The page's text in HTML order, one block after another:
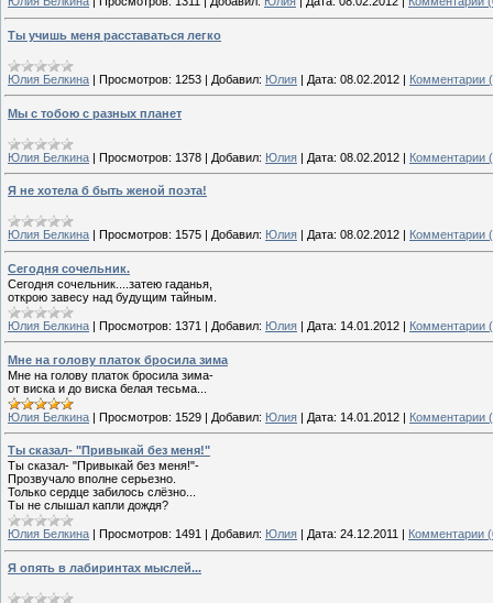
Ты учишь меня расставаться легко
Юлия Белкина | Просмотров: 1253 | Добавил: Юлия | Дата: 08.02.2012 | Комментарии
Мы с тобою с разных планет
Юлия Белкина | Просмотров: 1378 | Добавил: Юлия | Дата: 08.02.2012 | Комментарии
Я не хотела б быть женой поэта!
Юлия Белкина Просмотров: 1575 Добавил: Юлия Дата: 08.02.2012 Комментарии
Сегодня сочельник.
Сегодня сочельник....затею гаданья,
открою завесу над будущим тайным.
Юлия Белкина | Просмотров: 1371 | Добавил: Юлия | Дата: 14.01.2012 | Комментарии
Мне на голову платок бросила зима
Мне на голову платок бросила зима-
от виска и до виска белая тесьма...
Юлия Белкина | Просмотров: 1529 | Добавил: Юлия | Дата: 14.01.2012 | Комментарии
Ты сказал- "Привыкай без меня!"
Ты сказал- "Привыкай без меня!"-
Прозвучало вполне серьезно.
Только сердце забилось слёзно...
Ты не слышал капли дождя?
Юлия Белкина | Просмотров: 1491 | Добавил: Юлия | Дата: 24.12.2011 | Комментарии
Я опять в лабиринтах мыслей...